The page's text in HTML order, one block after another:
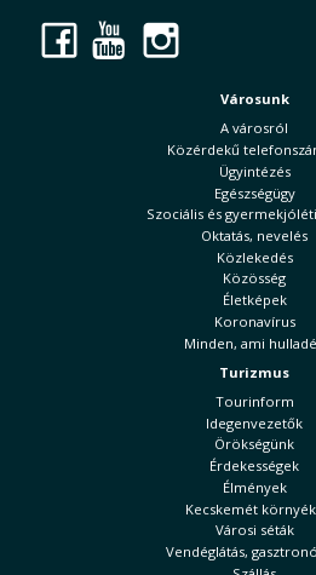
Facebook
YouTube
Városunk
A városról
Közérdekű
Ügyintézés
Egészségügy
Szociális és
Oktatás, nevelés
Közlekedés
Közösség
Életképek
Koronavírus
Minden, ami
Turizmus
Tourinform
Idegenvezetők
Örökségünk
Érdekességek
Élmények
Kecskemét
Városi séták
Vendéglátás,